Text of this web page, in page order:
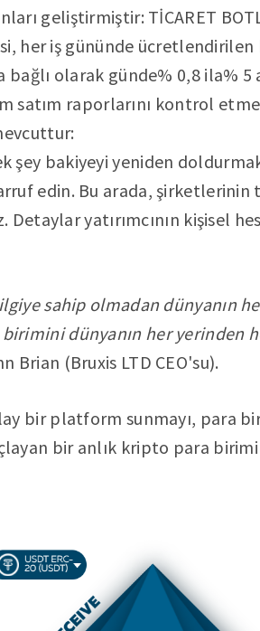
geliştirmiştir: TİCARET
her iş gününde
bağlı olarak günde% 0,8 ila% 5
satım raporlarını kontrol
bakiyeyi yeniden
edin. Bu arada, şirketlerinin
yatırımcının kişisel
sahip olmadan dünyanın
dünyanın her yerinden
Brian (Bruxis LTD CEO'su).
bir platform sunmayı, para
bir anlık kripto para